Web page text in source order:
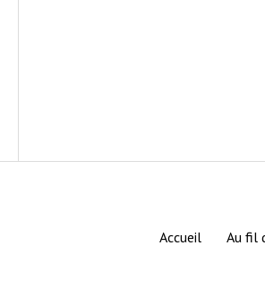
Accueil Au fil